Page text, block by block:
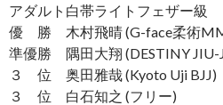
アダルト白帯ライトフェザー級
優 勝 木村飛晴 (G-face柔術
準優勝 隅田大翔 (DESTINY JIU-
３ 位 奥田雅哉 (Kyoto Uji BJJ)
３ 位 白石知之 (フリー)